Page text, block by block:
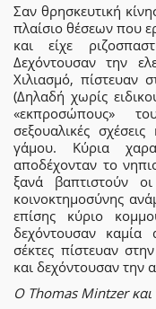
Σαν θρησκευτική
πλαίσιο θέσεων που
και είχε
Δεχόντουσαν την
Χιλιασμό, πίστευαν
(Δηλαδή χωρίς
«εκπροσώπους»
σεξουαλικές
γάμου. Κύρια
αποδέχονταν το
ξανά βαπτιστούν
κοινοκτημοσύνης
επίσης κύριο
δεχόντουσαν καμία
σέκτες πίστευαν
και δεχόντουσαν την
Ο Thomas Mintzer